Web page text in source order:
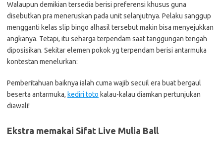
Walaupun demikian tersedia berisi preferensi khusus guna
disebutkan pra meneruskan pada unit selanjutnya. Pelaku sanggup
mengganti kelas slip bingo alhasil tersebut makin bisa menyejukkan
angkanya. Tetapi, itu seharga terpendam saat tanggungan tengah
diposisikan. Sekitar elemen pokok yg terpendam berisi antarmuka
kontestan menelurkan:
Pemberitahuan baiknya ialah cuma wajib secuil era buat bergaul
beserta antarmuka, kediri toto kalau-kalau diamkan pertunjukan
diawali!
Ekstra memakai Sifat Live Mulia Ball